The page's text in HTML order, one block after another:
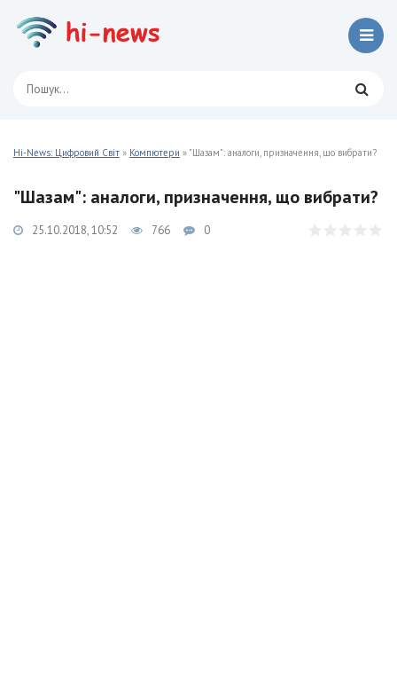
Hi-News: Цифровий Світ » Компютери » "Шазам": аналоги, призначення, що вибрати?
"Шазам": аналоги, призначення, що вибрати?
25.10.2018, 10:52 766 0